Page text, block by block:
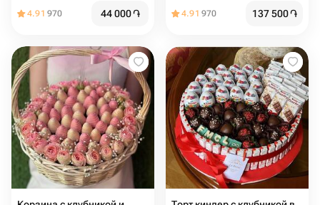
4.91 970 44 000֏ 4.91 970 137 500֏